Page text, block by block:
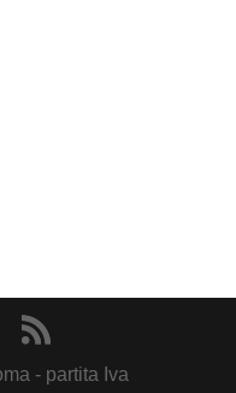
- partita Iva